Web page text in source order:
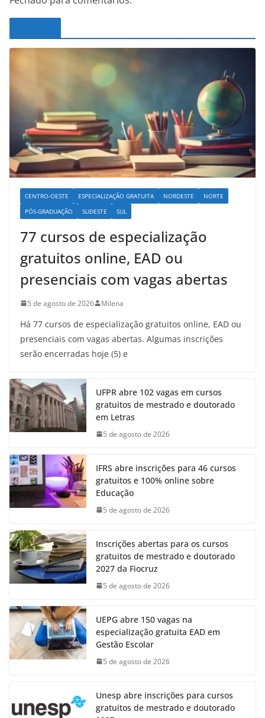
CENTRO-OESTE ESPECIALIZAÇÃO GRATUITA NORDESTE
NORTE
PÓS-GRADUAÇÃO
SUDESTE SUL
77 cursos de especialização
gratuitos online, EAD ou
presenciais com vagas abertas
5 de agosto de 2026 Milena
Há 77 cursos de especialização gratuitos online, EAD ou
presenciais com vagas abertas. Algumas inscrições
serão encerradas hoje (5) e
UFPR abre 102 vagas em cursos
gratuitos de mestrado e doutorado
em Letras
5 de agosto de 2026
IFRS abre inscrições para 46 cursos
gratuitos e 100% online sobre
Educação
5 de agosto de 2026
Inscrições abertas para os cursos
gratuitos de mestrado e doutorado
2027 da Fiocruz
5 de agosto de 2026
UEPG abre 150 vagas na
especialização gratuita EAD em
Gestão Escolar
5 de agosto de 2026
Unesp abre inscrições para cursos
gratuitos de mestrado e doutorado